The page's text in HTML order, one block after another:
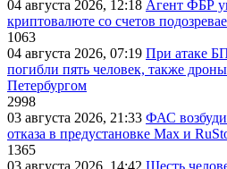
04 августа 2026, 12:18 Агент ФБР
криптовалюте со счетов
1063
04 августа 2026, 07:19 При атаке
погибли пять человек, также
Петербургом
2998
03 августа 2026, 21:33 ФАС
отказа в предустановке Max и
1365
03 августа 2026, 14:42 Шесть